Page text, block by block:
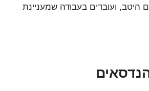
היטב, ועובדים בעבודה שמעניינת